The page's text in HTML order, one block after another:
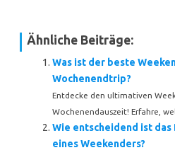
Ähnliche Beiträge:
Was ist der beste
Wochenendtrip?
Entdecke den ultimativen
Wochenendauszeit! Erfahre,
Wie entscheidend ist das
eines Weekenders?